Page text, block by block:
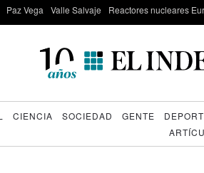
Paz Vega Valle Salvaje Reactores nucleares
CIENCIA SOCIEDAD GENTE